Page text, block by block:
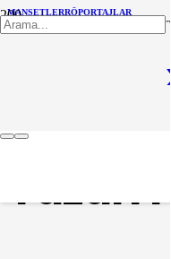
MANŞETLERRÖPORTAJLAR
Yayınlanma Tarihi : 4 Eylül 2023
Yazarı